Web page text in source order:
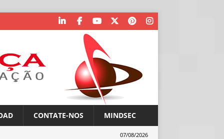
CONTATE-NOS MINDSEC
07/08/2026